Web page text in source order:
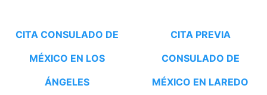
CITA CONSULADO DE
MÉXICO EN LOS
ÁNGELES
CITA PREVIA
CONSULADO DE
MÉXICO EN LAREDO